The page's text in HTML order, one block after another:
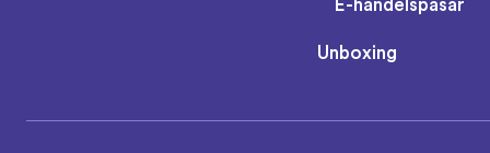
E-handelspåsar
Unboxing